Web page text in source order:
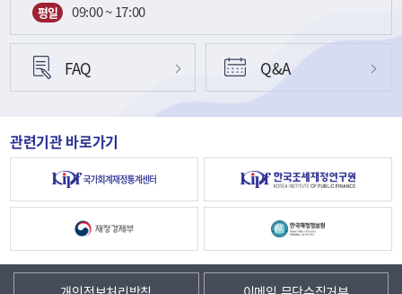
평일 09:00 ~ 17:00
FAQ Q&A
관련기관 바로가기